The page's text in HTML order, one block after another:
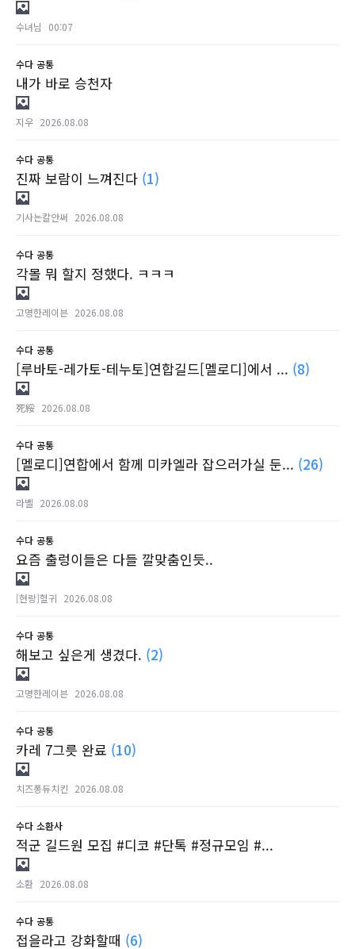
수녀님 00:07
수다 공통
내가 바로 승천자
지우 2026.08.08
수다 공통
진짜 보람이 느껴진다 (1)
기사는칼안써 2026.08.08
수다 공통
각몰 뭐 할지 정했다. ㅋㅋㅋ
고명한레이븐 2026.08.08
수다 공통
[루바토-레가토-테누토]연합길드[멜로디]에서 ... (8)
死綏 2026.08.08
수다 공통
[멜로디]연합에서 함께 미카엘라 잡으러가실 둔... (26)
라벨 2026.08.08
수다 공통
요즘 출렁이들은 다들 깔맞춤인듯..
[현랑]혈귀 2026.08.08
수다 공통
해보고 싶은게 생겼다. (2)
고명한레이븐 2026.08.08
수다 공통
카레 7그릇 완료 (10)
치즈퐁듀치킨 2026.08.08
수다 소환사
적군 길드원 모집 #디코 #단톡 #정규모임 #...
소환 2026.08.08
수다 공통
접을라고 강화할때 (6)